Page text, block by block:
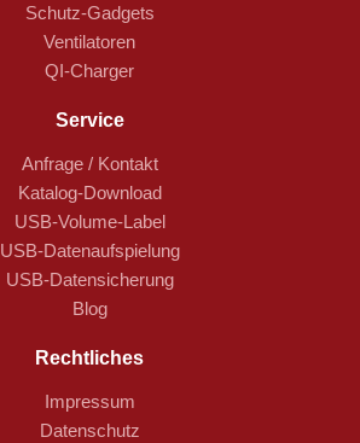
Schutz-Gadgets
Ventilatoren
QI-Charger
Service
Anfrage / Kontakt
Katalog-Download
USB-Volume-Label
USB-Datenaufspielung
USB-Datensicherung
Blog
Rechtliches
Impressum
Datenschutz